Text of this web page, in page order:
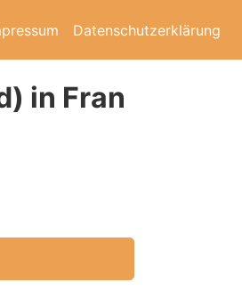
Datenschutzerklärung
in Fran